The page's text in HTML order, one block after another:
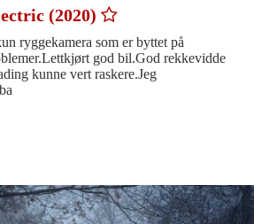
(2020)
ryggekamera som er byttet på
god bil.God rekkevidde
kunne vert raskere.Jeg